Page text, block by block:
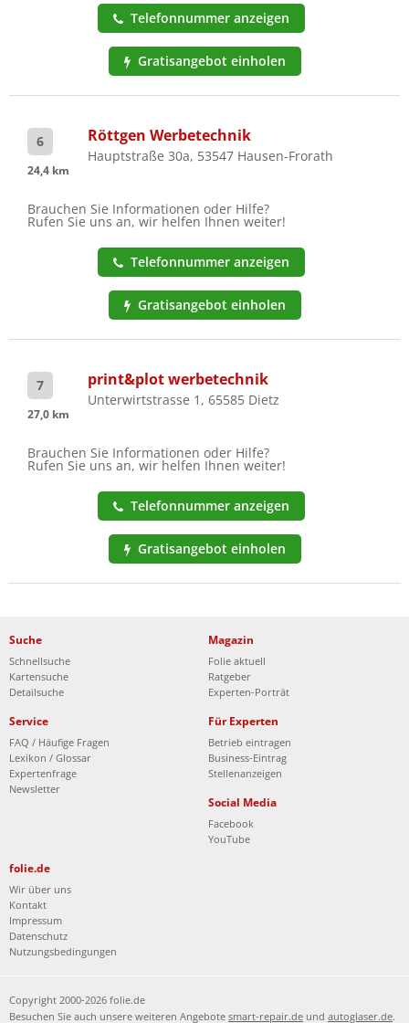
Telefonnummer anzeigen
Gratisangebot einholen
6
24,4 km
Röttgen Werbetechnik
Hauptstraße 30a, 53547 Hausen-Frorath
Brauchen Sie Informationen oder Hilfe?
Rufen Sie uns an, wir helfen Ihnen weiter!
Telefonnummer anzeigen
Gratisangebot einholen
7
27,0 km
print&plot werbetechnik
Unterwirtstrasse 1, 65585 Dietz
Brauchen Sie Informationen oder Hilfe?
Rufen Sie uns an, wir helfen Ihnen weiter!
Telefonnummer anzeigen
Gratisangebot einholen
Suche
Schnellsuche
Kartensuche
Detailsuche
Magazin
Folie aktuell
Ratgeber
Experten-Porträt
Service
FAQ / Häufige Fragen
Lexikon / Glossar
Expertenfrage
Newsletter
Für Experten
Betrieb eintragen
Business-Eintrag
Stellenanzeigen
Social Media
Facebook
YouTube
folie.de
Wir über uns
Kontakt
Impressum
Datenschutz
Nutzungsbedingungen
Copyright 2000-2026 folie.de
Besuchen Sie auch unsere weiteren Angebote smart-repair.de und autoglaser.de.